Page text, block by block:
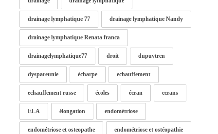
drainage lymphatique 77 drainage lymphatique Nandy
drainage lymphatique Renata franca
drainagelymphatique77 droit dupuytren
dyspareunie écharpe echauffement
echauffement russe écoles écran ecrans
ELA élongation endométriose
endométriose et osteopathe endométriose et ostéopathie